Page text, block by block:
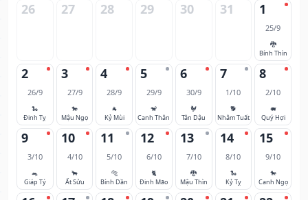
26 27 28 29 30 31 1
25/9
🐉
Bính Thìn
2
26/9
🐍
Đinh Tỵ
3
27/9
🐎
Mậu Ngọ
4
28/9
🐐
Kỷ Mùi
5
29/9
🐒
Canh Thân
6
30/9
🐓
Tân Dậu
7
1/10
🐕
Nhâm Tuất
8
2/10
🐖
Quý Hợi
9
3/10
🐀
Giáp Tý
10
4/10
🐂
Ất Sửu
11
5/10
🐅
Bính Dần
12
6/10
🐈
Đinh Mão
13
7/10
🐉
Mậu Thìn
14
8/10
🐍
Kỷ Tỵ
15
9/10
🐎
Canh Ngọ